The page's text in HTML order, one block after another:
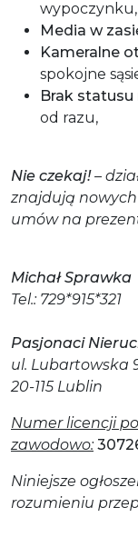
wypoczynku,
Media w
Kameralne
spokojne
Brak statusu
od razu,
Nie czekaj!–
znajdują
umów na
Michał Sprawka
Tel.: 729*915*321
Pasjonaci
ul. Lubartowska
20-115 Lublin
Numer licencji
zawodowo:
Niniejsze
rozumieniu